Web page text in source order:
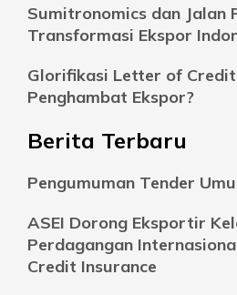
Sumitronomics dan Jalan
Transformasi Ekspor
Glorifikasi Letter of
Penghambat Ekspor?
Berita Terbaru
Pengumuman Tender
ASEI Dorong Eksportir
Perdagangan
Credit Insurance